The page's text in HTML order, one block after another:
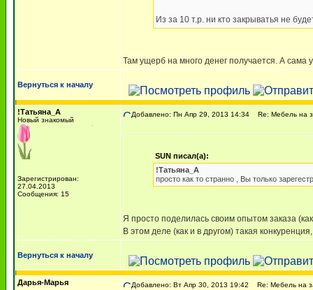
Из за 10 т.р. ни кто закрыватья не
Там ущерб на много денег получается. А сама
Вернуться к началу
!Татьяна_А
Новый знакомый
Зарегистрирован:
27.04.2013
Сообщения: 15
Добавлено: Пн Апр 29, 2013 14:34 Re: Мебель на
SUN писал(а):
!Татьяна_А
просто как то странно , Вы только
Я просто поделилась своим опытом заказа
В этом деле (как и в другом) такая
Вернуться к началу
Дарья-Марья Добавлено: Вт Апр 30, 2013 19:42 Re: Мебель на